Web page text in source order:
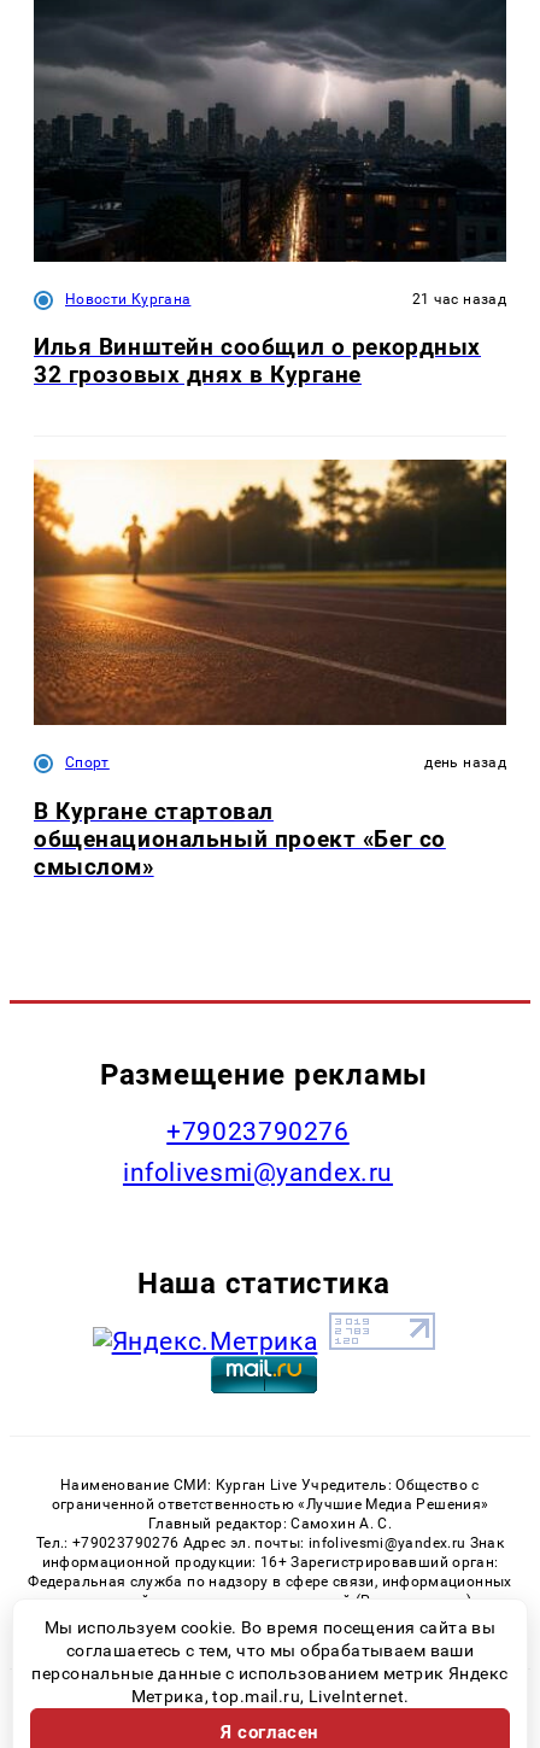
Новости Кургана 21 час назад
Илья Винштейн сообщил о рекордных
32 грозовых днях в Кургане
Спорт день назад
В Кургане стартовал
общенациональный проект «Бег со
смыслом»
Размещение рекламы
+79023790276
infolivesmi@yandex.ru
Наша статистика
Наименование СМИ: Курган Live Учредитель: Общество с
ограниченной ответственностью «Лучшие Медиа Решения»
Главный редактор: Самохин А. С.
Тел.: +79023790276 Адрес эл. почты: infolivesmi@yandex.ru Знак
информационной продукции: 16+ Зарегистрировавший орган:
Федеральная служба по надзору в сфере связи, информационных
технологий и массовых коммуникаций (Роскомнадзор)
Регистрационный номер СМИ ЭЛ № ФС 77 - 82535 от 21.01.2022
© 2026 «Kurgan-Live» | Все права защищены
Возрастная категория сайта 16+
Мы используем cookie. Во время посещения сайта вы
соглашаетесь с тем, что мы обрабатываем ваши
персональные данные с использованием метрик Яндекс
Метрика, top.mail.ru, LiveInternet.
Я согласен